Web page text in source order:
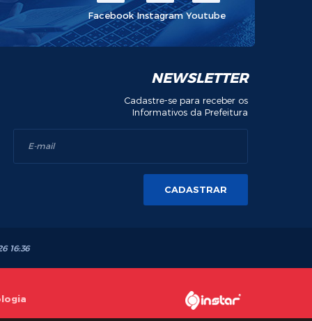
Facebook Instagram Youtube
NEWSLETTER
Cadastre-se para receber os
Informativos da Prefeitura
CADASTRAR
16:36